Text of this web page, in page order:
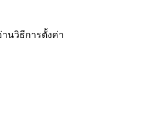
านวิธีการตั้งค่า